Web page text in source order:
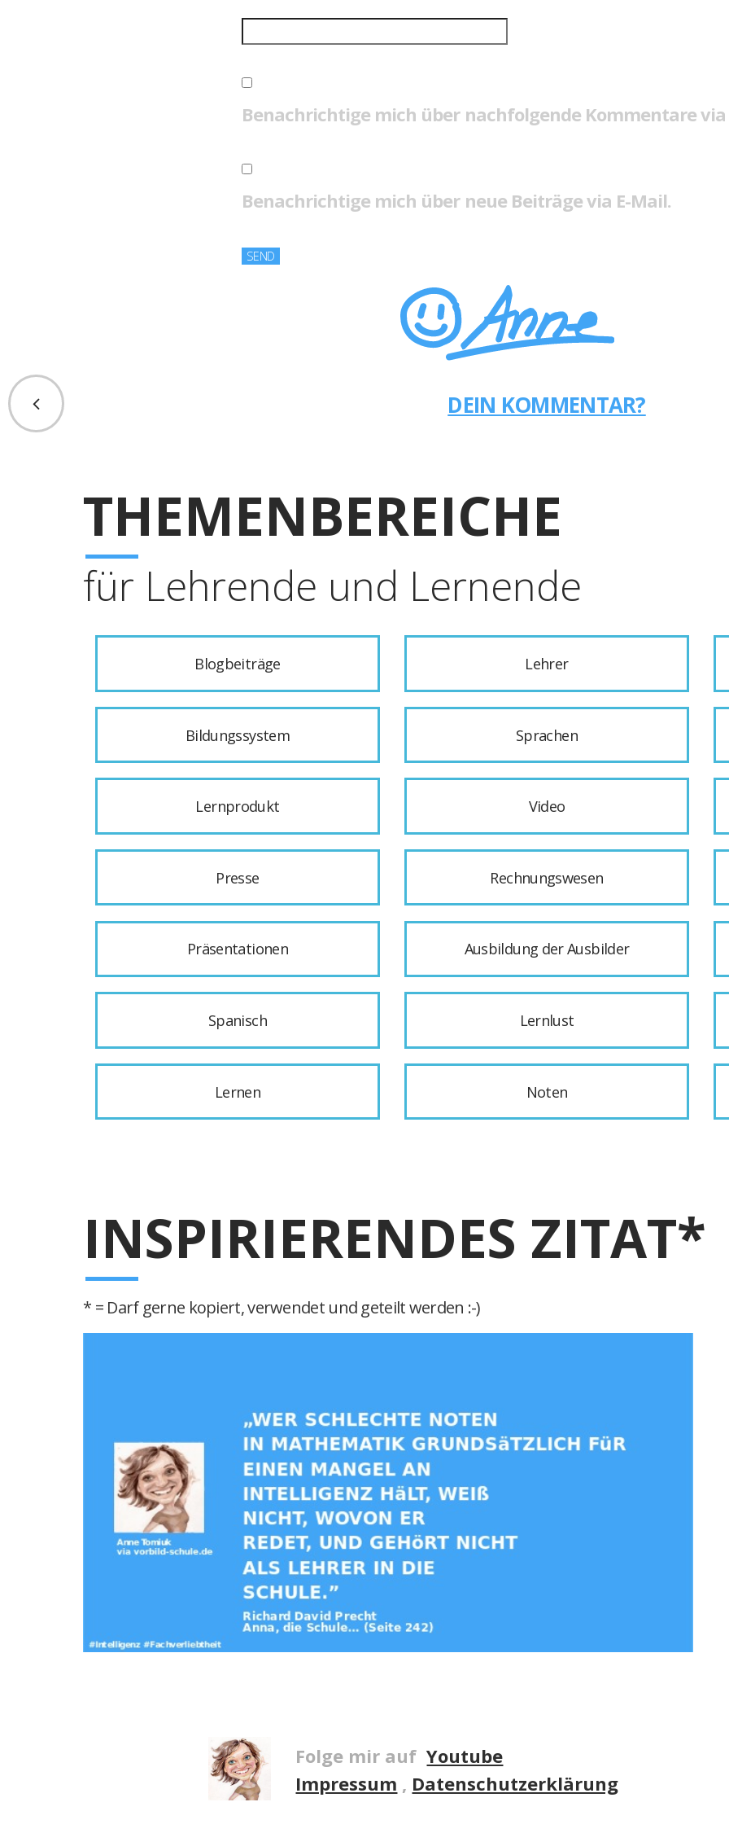
Benachrichtige mich über nachfolgende Kommentare via
Benachrichtige mich über neue Beiträge via E-Mail.
DEIN KOMMENTAR?
THEMENBEREICHE
für Lehrende und Lernende
Blogbeiträge Lehrer
Bildungssystem Sprachen
Lernprodukt Video
Presse Rechnungswesen
Präsentationen Ausbildung der Ausbilder
Spanisch Lernlust
Lernen Noten
INSPIRIERENDES ZITAT*
* = Darf gerne kopiert, verwendet und geteilt werden :-)
Folge mir auf Youtube
Impressum , Datenschutzerklärung